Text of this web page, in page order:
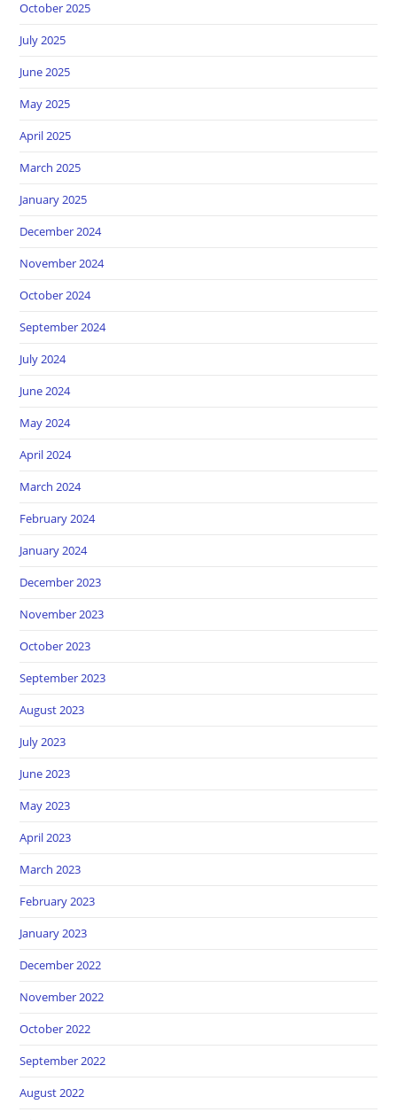
October 2025
July 2025
June 2025
May 2025
April 2025
March 2025
January 2025
December 2024
November 2024
October 2024
September 2024
July 2024
June 2024
May 2024
April 2024
March 2024
February 2024
January 2024
December 2023
November 2023
October 2023
September 2023
August 2023
July 2023
June 2023
May 2023
April 2023
March 2023
February 2023
January 2023
December 2022
November 2022
October 2022
September 2022
August 2022